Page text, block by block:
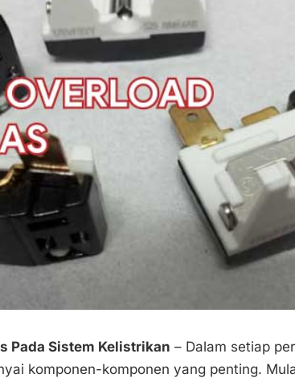
Pada Sistem Kelistrikan – Dalam setiap
komponen-komponen yang penting.